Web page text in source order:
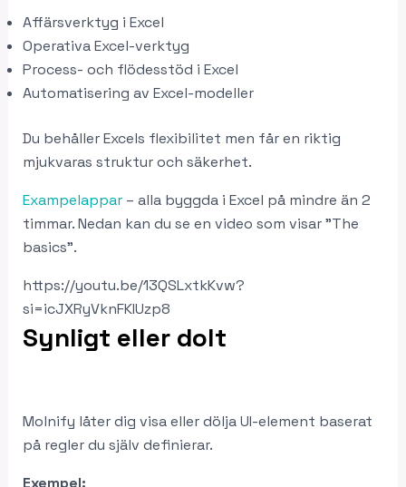
Affärsverktyg i Excel
Operativa Excel-verktyg
Process- och flödesstöd i Excel
Automatisering av Excel-modeller
Du behåller Excels flexibilitet men får en riktig
mjukvaras struktur och säkerhet.
Exampelappar– alla byggda i Excel på mindre än 2
timmar. Nedan kan du se en video som visar ”The
basics”.
https://youtu.be/13QSLxtkKvw?
si=icJXRyVknFKIUzp8
Synligt eller dolt
Molnify låter dig visa eller dölja UI-element baserat
på regler du själv definierar.